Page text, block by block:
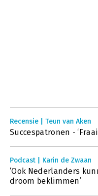
Recensie | Teun van Aken
Succespatronen -
Podcast | Karin de Zwaan
‘Ook Nederlanders
droom beklimmen’